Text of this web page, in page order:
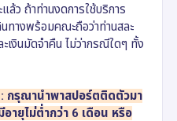
ล้ว ถ้าท่านงดการใช้บริการ
นทางพร้อมคณะถือว่าท่านสละ
เงินมัดจำคืน ไม่ว่ากรณีใดๆ ทั้ง
: กรุณานำพาสปอร์ตติดตัวมา
ายุไม่ต่ำกว่า 6 เดือน หรือ